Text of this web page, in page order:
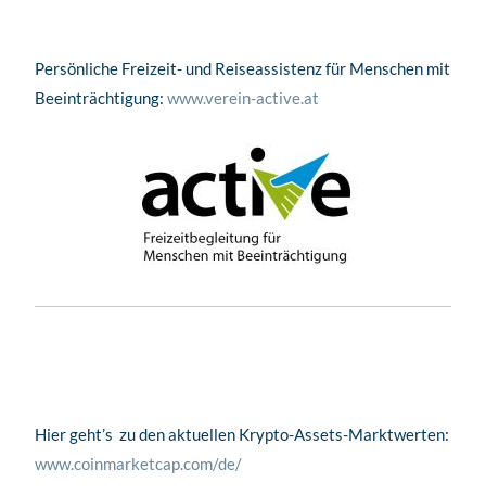
Persönliche Freizeit- und Reiseassistenz für Menschen mit
Beeinträchtigung:www.verein-active.at
Hier geht’s zu den aktuellen Krypto-Assets-Marktwerten:
www.coinmarketcap.com/de/